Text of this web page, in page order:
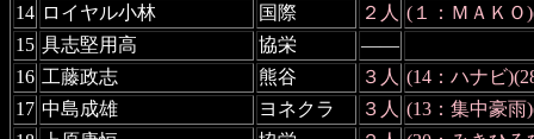
14 ロイヤル小林 国際 ２人 (１：ＭＡＫＯ
15 具志堅用高 協栄
――
16 工藤政志 熊谷 ３人 (14：ハナビ
17 中島成雄 ヨネクラ ３人 (13：集中豪雨